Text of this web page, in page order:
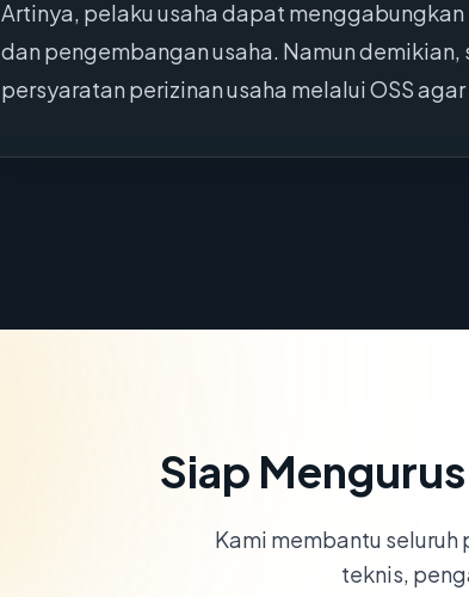
Artinya, pelaku usaha dapat menggabungkan
dan pengembangan usaha. Namun
persyaratan perizinan usaha melalui OSS
Siap Mengurus
Kami membantu
teknis,